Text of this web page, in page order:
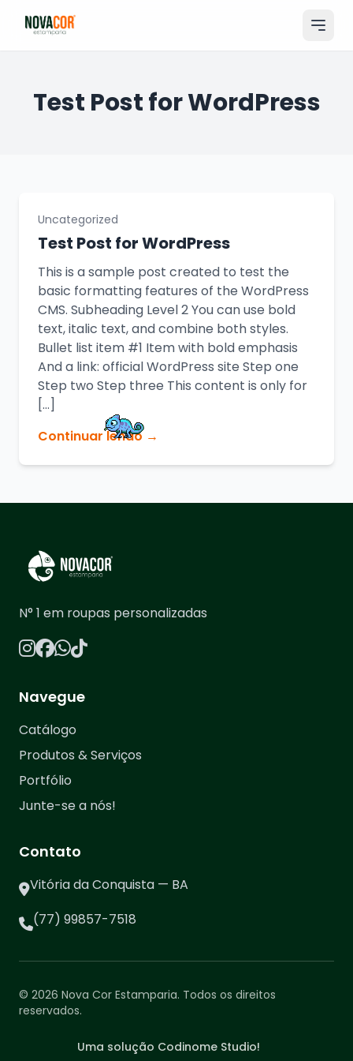
para
Tamanhos
Solicitar Orçamento
Test Post for WordPress
Uncategorized
Test Post for WordPress
This is a sample post created to test the
basic formatting features of the WordPress
CMS. Subheading Level 2 You can use bold
text, italic text, and combine both styles.
Bullet list item #1 Item with bold emphasis
And a link: official WordPress site Step one
Step two Step three This content is only for
[…]
Continuar lendo →
N° 1 em roupas personalizadas
Navegue
Catálogo
Produtos & Serviços
Portfólio
Junte-se a nós!
Contato
Vitória da Conquista — BA
(77) 99857-7518
© 2026 Nova Cor Estamparia. Todos os direitos
reservados.
Uma solução Codinome Studio!